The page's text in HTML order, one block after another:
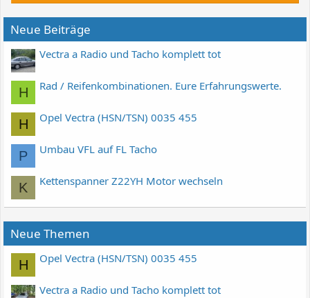
Neue Beiträge
Vectra a Radio und Tacho komplett tot
H Rad / Reifenkombinationen. Eure Erfahrungswerte.
H Opel Vectra (HSN/TSN) 0035 455
P Umbau VFL auf FL Tacho
K Kettenspanner Z22YH Motor wechseln
Neue Themen
H Opel Vectra (HSN/TSN) 0035 455
Vectra a Radio und Tacho komplett tot